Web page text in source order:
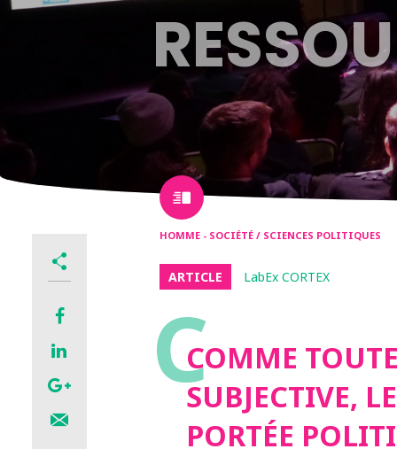
HOMME - SOCIÉTÉ / SCIENCES POLITIQUES
ARTICLE LabEx CORTEX
CCOMME
SUBJECTIVE,
PORTÉE